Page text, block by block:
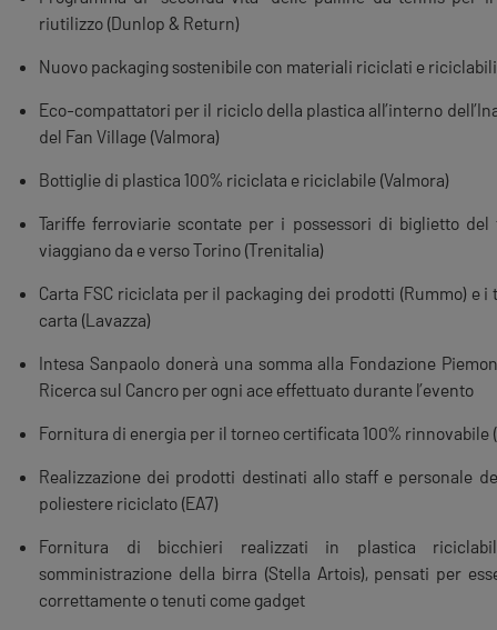
riutilizzo (Dunlop & Return)
Nuovo packaging sostenibile con materiali riciclati e
Eco-compattatori per il riciclo della plastica all’interno
del Fan Village (Valmora)
Bottiglie di plastica 100% riciclata e riciclabile (Valmora)
Tariffe ferroviarie scontate per i possessori di biglietto del
viaggiano da e verso Torino (Trenitalia)
Carta FSC riciclata per il packaging dei prodotti (Rummo) e i
carta (Lavazza)
Intesa Sanpaolo donerà una somma alla Fondazione
Ricerca sul Cancro per ogni ace effettuato durante l’evento
Fornitura di energia per il torneo certificata 100% rinnovabile
Realizzazione dei prodotti destinati allo staff e personale
poliestere riciclato (EA7)
Fornitura di bicchieri realizzati in plastica
somministrazione della birra (Stella Artois), pensati per
correttamente o tenuti come gadget